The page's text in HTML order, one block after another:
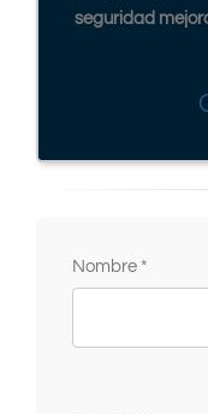
seguridad
Nombre *